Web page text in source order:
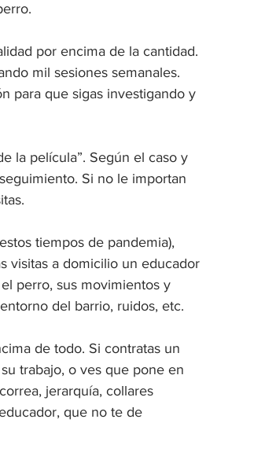
por encima de la cantidad.
mil sesiones semanales.
para que sigas investigando y
la película”. Según el caso y
Si no le importan
tiempos de pandemia),
visitas a domicilio un educador
perro, sus movimientos y
del barrio, ruidos, etc.
de todo. Si contratas un
trabajo, o ves que pone en
jerarquía, collares
que no te de